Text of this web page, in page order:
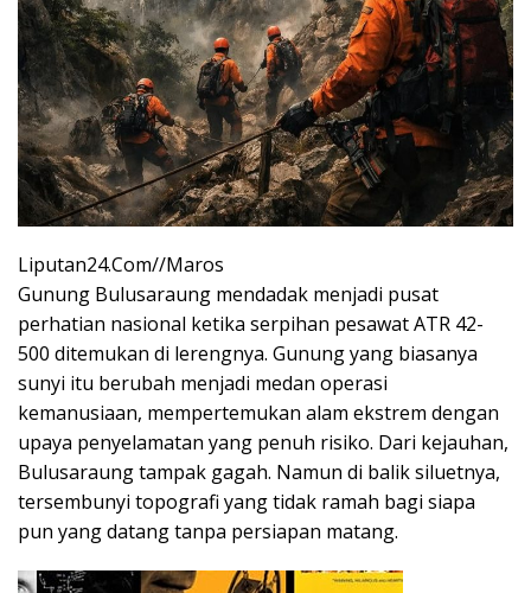
Liputan24.Com//Maros
Gunung Bulusaraung mendadak menjadi pusat
perhatian nasional ketika serpihan pesawat ATR 42-
500 ditemukan di lerengnya. Gunung yang biasanya
sunyi itu berubah menjadi medan operasi
kemanusiaan, mempertemukan alam ekstrem dengan
upaya penyelamatan yang penuh risiko. Dari kejauhan,
Bulusaraung tampak gagah. Namun di balik siluetnya,
tersembunyi topografi yang tidak ramah bagi siapa
pun yang datang tanpa persiapan matang.